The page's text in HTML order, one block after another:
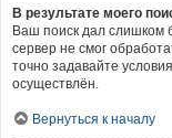
В результате моего
Ваш поиск дал слишком
сервер не смог
точно задавайте
осуществлён.
Вернуться к началу